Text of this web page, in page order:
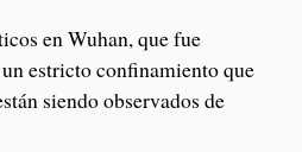
en Wuhan, que fue
estricto confinamiento que
siendo observados de